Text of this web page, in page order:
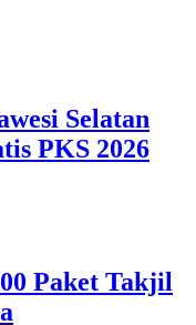
Selatan
PKS 2026
Paket Takjil